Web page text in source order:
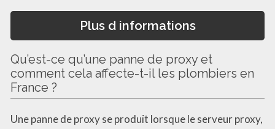
Plus d informations
Qu’est-ce qu’une panne de proxy et
comment cela affecte-t-il les plombiers en
France ?
Une panne de proxy se produit lorsque le serveur proxy,